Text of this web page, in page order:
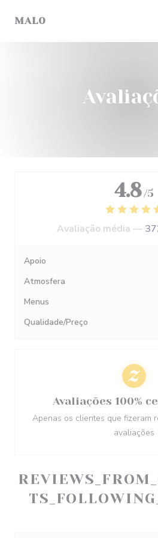
MALO
4.8 /5
Avaliação média —
Apoio
Atmosfera
Menus
Qualidade/Preço
Avaliações 100%
Apenas os clientes que fizeram
avaliações